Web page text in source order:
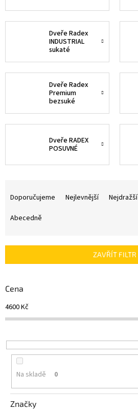
Dveře Radex
INDUSTRIAL
sukaté
Dveře Radex
Premium
bezsuké
Dveře RADEX
POSUVNÉ
r
d
k
t
Doporučujeme Nejlevnější Nejdražší
Abecedně
ZAVŘÍT FILTR
Cena
4600Kč
Na skladě 0
Značky